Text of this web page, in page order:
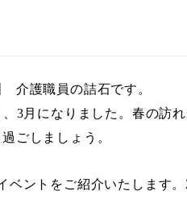
介護職員の詰石です。
3月になりました。春の訪
ごしましょう。
ベントをご紹介いたします。